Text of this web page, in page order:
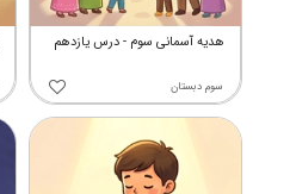
هدیه آسمانی سوم - درس یازدهم
سوم دبستان